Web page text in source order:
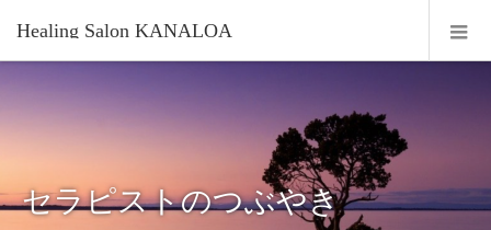
Healing Salon KANALOA
セラピストのつぶやき